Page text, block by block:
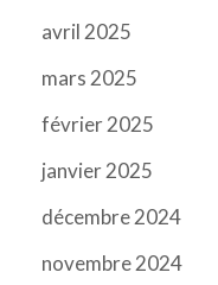
avril 2025
mars 2025
février 2025
janvier 2025
décembre 2024
novembre 2024